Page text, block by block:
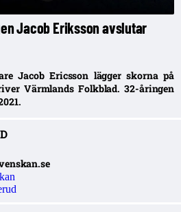
Jacob Eriksson avslutar
Jacob Ericsson lägger skorna på
Värmlands Folkblad. 32-åringen